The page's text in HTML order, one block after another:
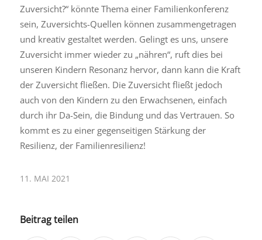
Zuversicht?“ könnte Thema einer Familienkonferenz
sein, Zuversichts-Quellen können zusammengetragen
und kreativ gestaltet werden. Gelingt es uns, unsere
Zuversicht immer wieder zu „nähren“, ruft dies bei
unseren Kindern Resonanz hervor, dann kann die Kraft
der Zuversicht fließen. Die Zuversicht fließt jedoch
auch von den Kindern zu den Erwachsenen, einfach
durch ihr Da-Sein, die Bindung und das Vertrauen. So
kommt es zu einer gegenseitigen Stärkung der
Resilienz, der Familienresilienz!
11. MAI 2021
Beitrag teilen